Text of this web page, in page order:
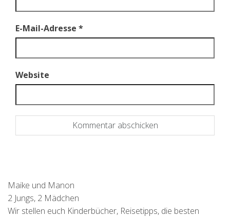
E-Mail-Adresse *
Website
Maike und Manon
2 Jungs, 2 Mädchen
Wir stellen euch Kinderbücher, Reisetipps, die besten